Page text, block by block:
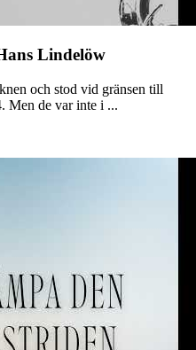
Lindelöw
och stod vid gränsen till
Men de var inte i ...